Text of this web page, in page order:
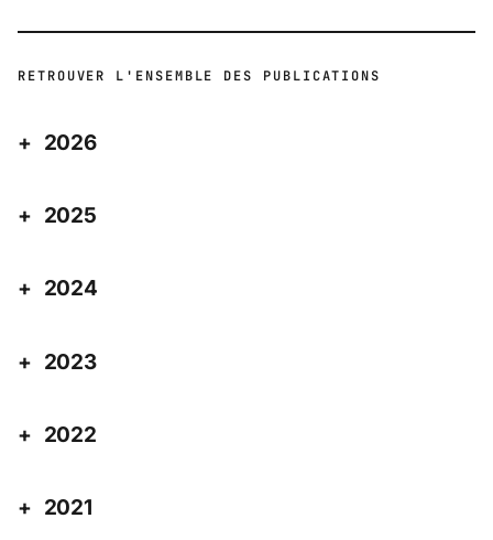
RETROUVER L'ENSEMBLE DES PUBLICATIONS
2026
2025
2024
2023
2022
2021